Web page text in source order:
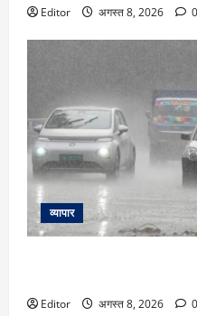
Editor अगस्त 8, 2026 0
व्यापार
Editor अगस्त 8, 2026 0